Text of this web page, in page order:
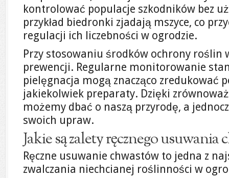
kontrolować populacje szkodników bez
przykład biedronki zjadają mszyce, co
regulacji ich liczebności w ogrodzie.
Przy stosowaniu środków ochrony
prewencji. Regularne monitorowanie
pielęgnacja mogą znacząco zredukować
jakiekolwiek preparaty. Dzięki
możemy dbać o naszą przyrodę, a
swoich upraw.
Jakie są zalety ręcznego usuwania
Ręczne usuwanie chwastów to jedna z
zwalczania niechcianej roślinności w